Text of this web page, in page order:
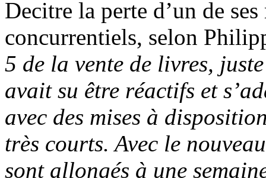
Decitre la perte d’un de
concurrentiels, selon
5 de la vente de livres,
avait su être réactifs et
avec des mises à
très courts. Avec le
sont allongés à une